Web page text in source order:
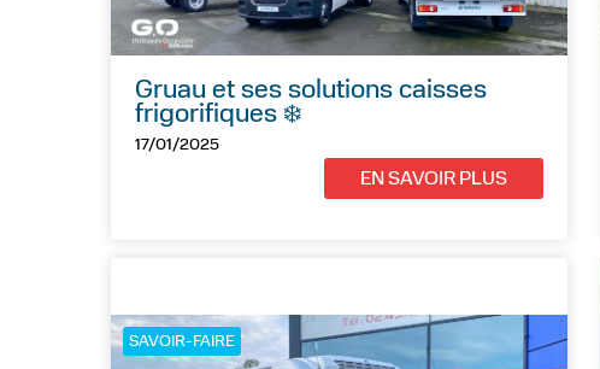
Gruau et ses solutions caisses
frigorifiques ❄️
17/01/2025
EN SAVOIR PLUS
SAVOIR-FAIRE